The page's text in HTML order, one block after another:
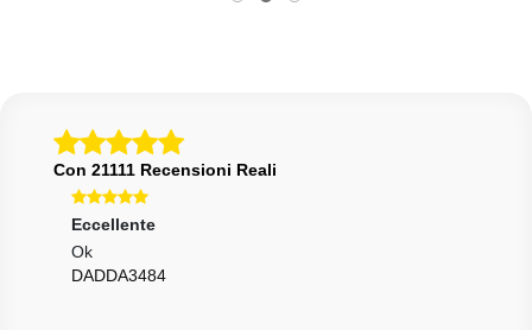
Con 21111 Recensioni Reali
Eccellente
Ok
DADDA3484